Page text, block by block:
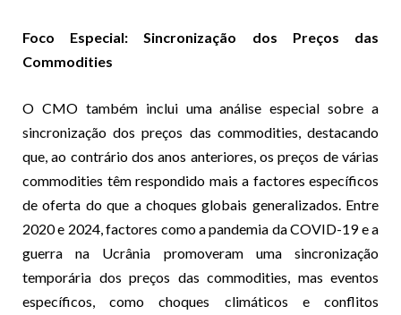
Foco Especial: Sincronização dos Preços das
Commodities
O CMO também inclui uma análise especial sobre a
sincronização dos preços das commodities, destacando
que, ao contrário dos anos anteriores, os preços de várias
commodities têm respondido mais a factores específicos
de oferta do que a choques globais generalizados. Entre
2020 e 2024, factores como a pandemia da COVID-19 e a
guerra na Ucrânia promoveram uma sincronização
temporária dos preços das commodities, mas eventos
específicos, como choques climáticos e conflitos